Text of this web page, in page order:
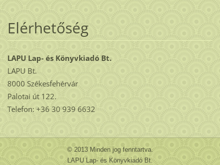
Elérhetőség
LAPU Lap- és Könyvkiadó Bt.
LAPU Bt.
8000 Székesfehérvár
Palotai út 122.
Telefon: +36 30 939 6632
© 2013 Minden jog fenntartva.
LAPU Lap- és Könyvkiadó Bt.